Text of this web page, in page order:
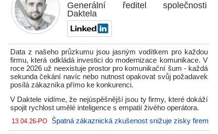
Generální ředitel společnosti
Daktela
Data z našeho průzkumu jsou jasným vodítkem pro každou
firmu, která odkládá investici do modernizace komunikace. V
roce 2026 už neexistuje prostor pro komunikační šum - každá
sekunda čekání navíc nebo nutnost opakovat svůj požadavek
posílá zákazníka přímo ke konkurenci.
V Daktele vidíme, že nejúspěšnější jsou ty firmy, které dokáží
spojit rychlost umělé inteligence s empatií živého operátora.
13.04.26-PO Špatná zákaznická zkušenost snižuje zisky firem